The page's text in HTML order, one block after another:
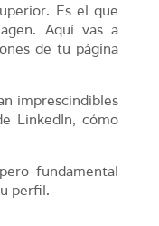
Es el que
Aquí vas a
de tu página
imprescindibles
LinkedIn, cómo
fundamental
perfil.